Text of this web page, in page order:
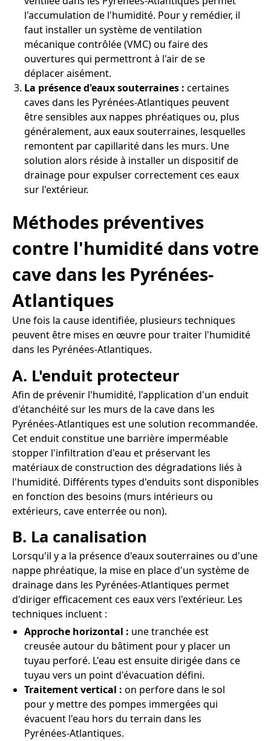
l'accumulation de l'humidité. Pour y remédier, il
faut installer un système de ventilation
mécanique contrôlée (VMC) ou faire des
ouvertures qui permettront à l'air de se
déplacer aisément.
La présence d'eaux souterraines : certaines
caves dans les Pyrénées-Atlantiques peuvent
être sensibles aux nappes phréatiques ou, plus
généralement, aux eaux souterraines, lesquelles
remontent par capillarité dans les murs. Une
solution alors réside à installer un dispositif de
drainage pour expulser correctement ces eaux
sur l'extérieur.
Méthodes préventives
contre l'humidité dans votre
cave dans les Pyrénées-
Atlantiques
Une fois la cause identifiée, plusieurs techniques
peuvent être mises en œuvre pour traiter l'humidité
dans les Pyrénées-Atlantiques.
A. L'enduit protecteur
Afin de prévenir l'humidité, l'application d'un enduit
d'étanchéité sur les murs de la cave dans les
Pyrénées-Atlantiques est une solution recommandée.
Cet enduit constitue une barrière imperméable
stopper l'infiltration d'eau et préservant les
matériaux de construction des dégradations liés à
l'humidité. Différents types d'enduits sont disponibles
en fonction des besoins (murs intérieurs ou
extérieurs, cave enterrée ou non).
B. La canalisation
Lorsqu'il y a la présence d'eaux souterraines ou d'une
nappe phréatique, la mise en place d'un système de
drainage dans les Pyrénées-Atlantiques permet
d'diriger efficacement ces eaux vers l'extérieur. Les
techniques incluent :
Approche horizontal : une tranchée est
creusée autour du bâtiment pour y placer un
tuyau perforé. L'eau est ensuite dirigée dans ce
tuyau vers un point d'évacuation défini.
Traitement vertical : on perfore dans le sol
pour y mettre des pompes immergées qui
évacuent l'eau hors du terrain dans les
Pyrénées-Atlantiques.